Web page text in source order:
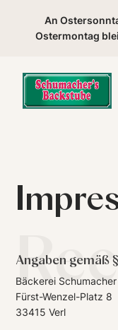
An
Ostermontag
Angaben gemäß
Bäckerei
Fürst-Wenzel-Platz 8
33415 Verl